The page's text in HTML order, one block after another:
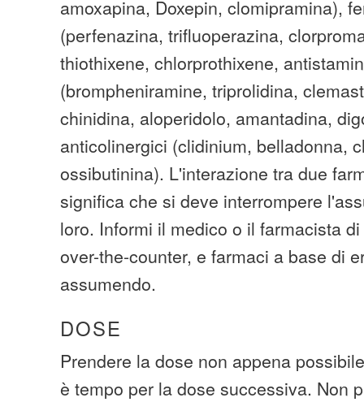
amoxapina, Doxepin, clomipramina),
(perfenazina, trifluoperazina,
thiothixene, chlorprothixene,
(brompheniramine, triprolidina,
chinidina, aloperidolo, amantadina,
anticolinergici (clidinium, belladonna,
ossibutinina). L'interazione tra due
significa che si deve interrompere
loro. Informi il medico o il farmacista
over-the-counter, e farmaci a base di
assumendo.
DOSE
Prendere la dose non appena
è tempo per la dose successiva. Non